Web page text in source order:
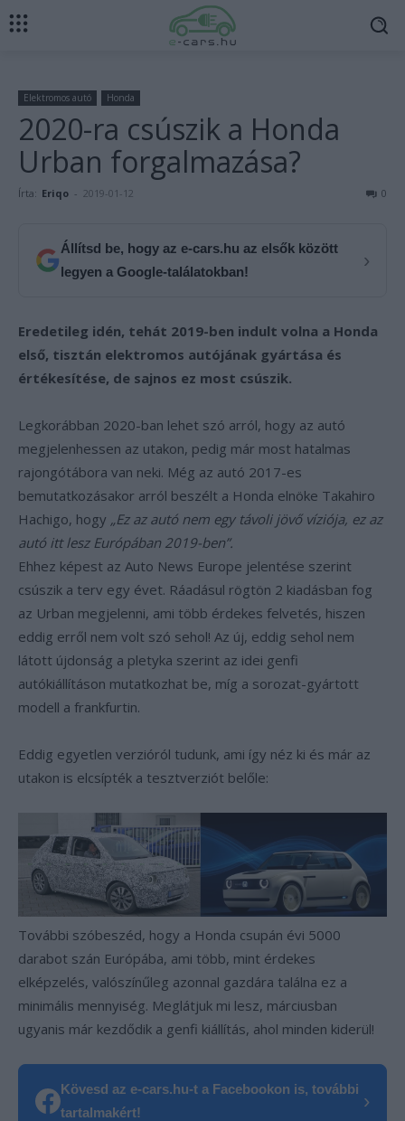
Elektromos autó Honda
2020-ra csúszik a Honda
Urban forgalmazása?
Írta: Eriqo - 2019-01-12 0
Állítsd be, hogy az e-cars.hu az elsők között
legyen a Google-találatokban!
›
Eredetileg idén, tehát 2019-ben indult volna a Honda
első, tisztán elektromos autójának gyártása és
értékesítése, de sajnos ez most csúszik.
Legkorábban 2020-ban lehet szó arról, hogy az autó
megjelenhessen az utakon, pedig már most hatalmas
rajongótábora van neki. Még az autó 2017-es
bemutatkozásakor arról beszélt a Honda elnöke Takahiro
Hachigo, hogy „Ez az autó nem egy távoli jövő víziója, ez az
autó itt lesz Európában 2019-ben”.
Ehhez képest az Auto News Europe jelentése szerint
csúszik a terv egy évet. Ráadásul rögtön 2 kiadásban fog
az Urban megjelenni, ami több érdekes felvetés, hiszen
eddig erről nem volt szó sehol! Az új, eddig sehol nem
látott újdonság a pletyka szerint az idei genfi
autókiállításon mutatkozhat be, míg a sorozat-gyártott
modell a frankfurtin.
Eddig egyetlen verzióról tudunk, ami így néz ki és már az
utakon is elcsípték a tesztverziót belőle:
További szóbeszéd, hogy a Honda csupán évi 5000
darabot szán Európába, ami több, mint érdekes
elképzelés, valószínűleg azonnal gazdára találna ez a
minimális mennyiség. Meglátjuk mi lesz, márciusban
ugyanis már kezdődik a genfi kiállítás, ahol minden kiderül!
Kövesd az e-cars.hu-t a Facebookon is, további
tartalmakért!
›